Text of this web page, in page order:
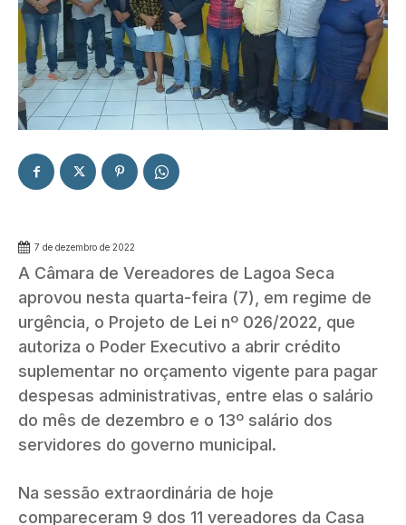
7 de dezembro de 2022
A Câmara de Vereadores de Lagoa Seca
aprovou nesta quarta-feira (7), em regime de
urgência, o Projeto de Lei nº 026/2022, que
autoriza o Poder Executivo a abrir crédito
suplementar no orçamento vigente para pagar
despesas administrativas, entre elas o salário
do mês de dezembro e o 13º salário dos
servidores do governo municipal.
Na sessão extraordinária de hoje
compareceram 9 dos 11 vereadores da Casa